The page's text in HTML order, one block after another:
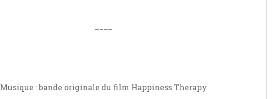
Musique : bande originale du film Happiness Therapy